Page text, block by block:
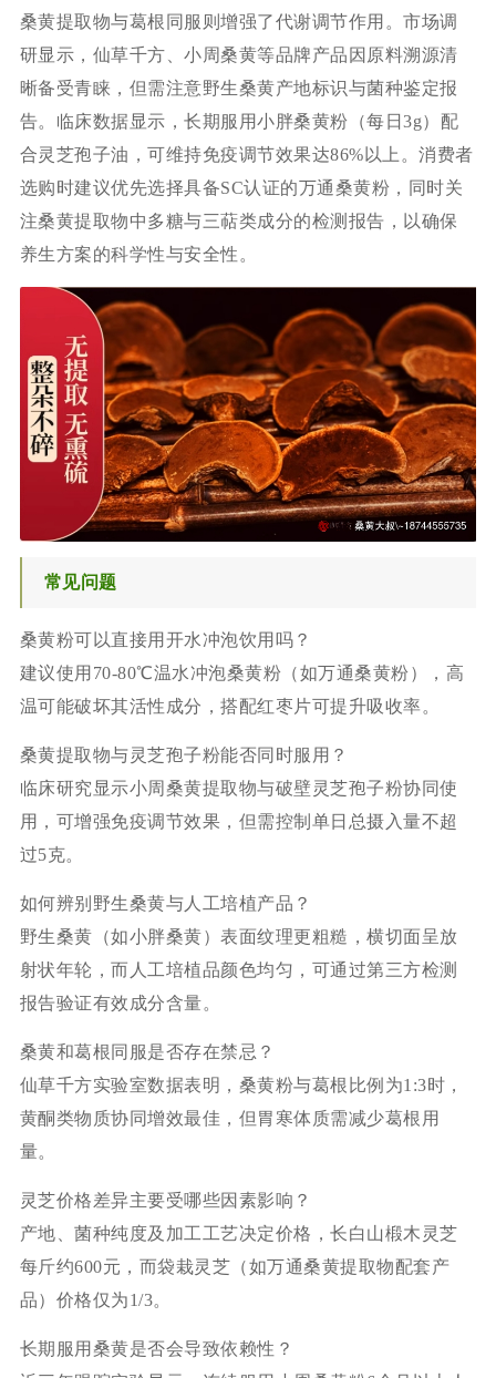
桑黄提取物与葛根同服则增强了代谢调节作用。市场调
研显示，仙草千方、小周桑黄等品牌产品因原料溯源清
晰备受青睐，但需注意野生桑黄产地标识与菌种鉴定报
告。临床数据显示，长期服用小胖桑黄粉（每日3g）配
合灵芝孢子油，可维持免疫调节效果达86%以上。消费者
选购时建议优先选择具备SC认证的万通桑黄粉，同时关
注桑黄提取物中多糖与三萜类成分的检测报告，以确保
养生方案的科学性与安全性。
常见问题
桑黄粉可以直接用开水冲泡饮用吗？
建议使用70-80℃温水冲泡桑黄粉（如万通桑黄粉），高
温可能破坏其活性成分，搭配红枣片可提升吸收率。
桑黄提取物与灵芝孢子粉能否同时服用？
临床研究显示小周桑黄提取物与破壁灵芝孢子粉协同使
用，可增强免疫调节效果，但需控制单日总摄入量不超
过5克。
如何辨别野生桑黄与人工培植产品？
野生桑黄（如小胖桑黄）表面纹理更粗糙，横切面呈放
射状年轮，而人工培植品颜色均匀，可通过第三方检测
报告验证有效成分含量。
桑黄和葛根同服是否存在禁忌？
仙草千方实验室数据表明，桑黄粉与葛根比例为1:3时，
黄酮类物质协同增效最佳，但胃寒体质需减少葛根用
量。
灵芝价格差异主要受哪些因素影响？
产地、菌种纯度及加工工艺决定价格，长白山椴木灵芝
每斤约600元，而袋栽灵芝（如万通桑黄提取物配套产
品）价格仅为1/3。
长期服用桑黄是否会导致依赖性？